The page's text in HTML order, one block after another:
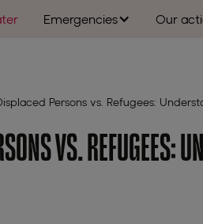
Emergencies Our
Persons vs. Refugees:
VS. REFUGEES: